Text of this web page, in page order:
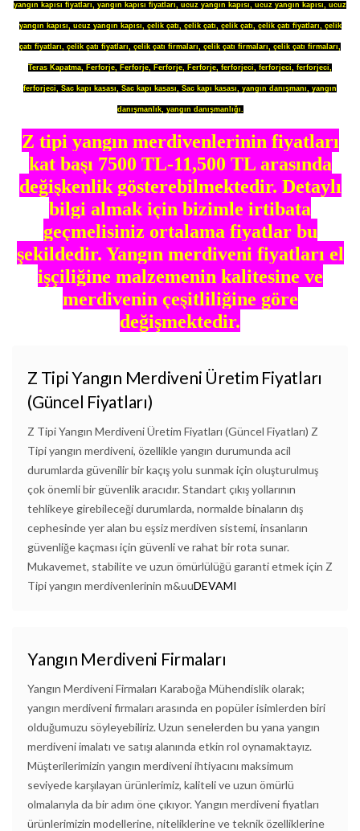
yangın kapısı fiyatları, yangın kapısı fiyatları, ucuz yangın kapısı, ucuz yangın kapısı, ucuz
yangın kapısı, ucuz yangın kapısı, çelik çatı, çelik çatı, çelik çatı, çelik çatı fiyatları, çelik
çatı fiyatları, çelik çatı fiyatları, çelik çatı firmaları, çelik çatı firmaları, çelik çatı firmaları,
Teras Kapatma, Ferforje, Ferforje, Ferforje, Ferforje, ferforjeci, ferforjeci, ferforjeci,
ferforjeci, Sac kapı kasası, Sac kapı kasası, Sac kapı kasası, yangın danışmanı, yangın
danışmanlık, yangın danışmanlığı.
Z tipi yangın merdivenlerinin fiyatları
kat başı 7500 TL-11,500 TL arasında
değişkenlik gösterebilmektedir. Detaylı
bilgi almak için bizimle irtibata
geçmelisiniz ortalama fiyatlar bu
şekildedir. Yangın merdiveni fiyatları el
işçiliğine malzemenin kalitesine ve
merdivenin çeşitliliğine göre
değişmektedir.
Z Tipi Yangın Merdiveni Üretim Fiyatları
(Güncel Fiyatları)
Z Tipi Yangın Merdiveni Üretim Fiyatları (Güncel Fiyatları) Z
Tipi yangın merdiveni, özellikle yangın durumunda acil
durumlarda güvenilir bir kaçış yolu sunmak için oluşturulmuş
çok önemli bir güvenlik aracıdır. Standart çıkış yollarının
tehlikeye girebileceği durumlarda, normalde binaların dış
cephesinde yer alan bu eşsiz merdiven sistemi, insanların
güvenliğe kaçması için güvenli ve rahat bir rota sunar.
Mukavemet, stabilite ve uzun ömürlülüğü garanti etmek için Z
Tipi yangın merdivenlerinin m&uuDEVAMI
Yangın Merdiveni Firmaları
Yangın Merdiveni Firmaları Karaboğa Mühendislik olarak;
yangın merdiveni firmaları arasında en popüler isimlerden biri
olduğumuzu söyleyebiliriz. Uzun senelerden bu yana yangın
merdiveni imalatı ve satışı alanında etkin rol oynamaktayız.
Müşterilerimizin yangın merdiveni ihtiyacını maksimum
seviyede karşılayan ürünlerimiz, kaliteli ve uzun ömürlü
olmalarıyla da bir adım öne çıkıyor. Yangın merdiveni fiyatları
ürünlerimizin modellerine, niteliklerine ve teknik özelliklerine